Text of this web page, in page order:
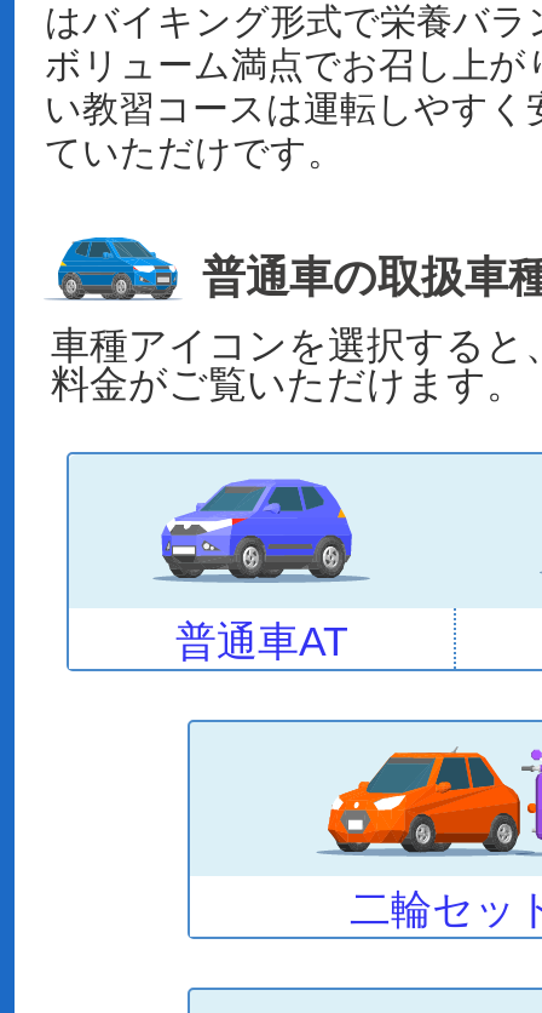
はバイキング形式で栄養バ
ボリューム満点でお召し上
い教習コースは運転しやすく
ていただけです。
普通車の取扱車
車種アイコンを選択すると
料金がご覧いただけます。
普通車AT
二輪セッ